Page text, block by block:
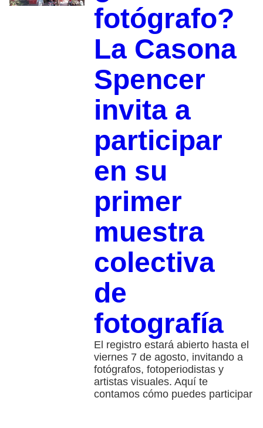
fotógrafo?
La Casona
Spencer
invita a
participar
en su
primer
muestra
colectiva
de
fotografía
El registro estará abierto hasta el
viernes 7 de agosto, invitando a
fotógrafos, fotoperiodistas y
artistas visuales. Aquí te
contamos cómo puedes participar